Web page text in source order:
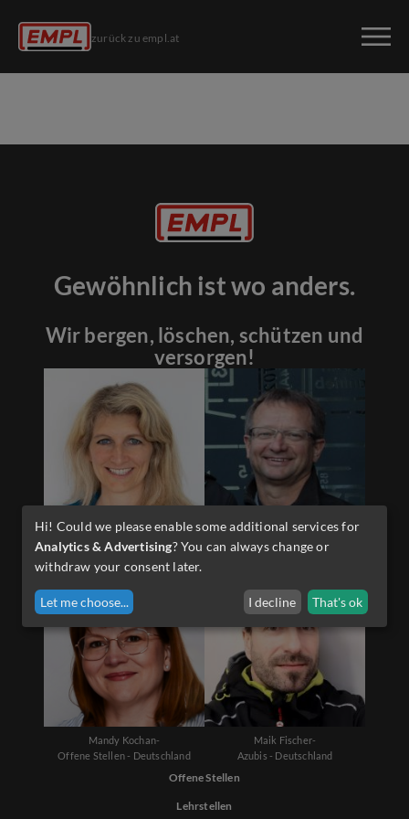
zurück zu empl.at
Gewöhnlich ist wo anders.
Wir bergen, löschen, schützen und
versorgen!
Offene Stellen
Lehrstellen
Diana Schwarzenauer-
Martin Sporer-
Mandy Kochan-
Offene Stellen - Deutschland
Maik Fischer-
Azubis - Deutschland
Hi! Could we please enable some additional services for
Analytics & Advertising? You can always change or
withdraw your consent later.
Let me choose... I decline That's ok